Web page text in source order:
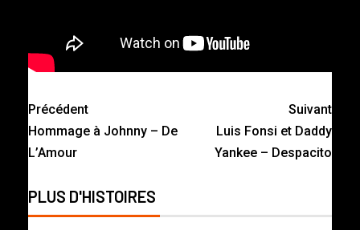
Précédent
Hommage à Johnny – De
L’Amour
Suivant
Luis Fonsi et Daddy
Yankee – Despacito
PLUS D'HISTOIRES